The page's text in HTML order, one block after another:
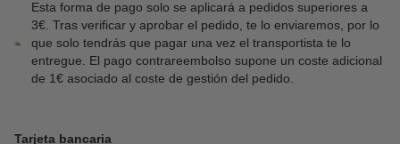
Esta forma de pago solo se aplicará a pedidos superiores a
3€. Tras verificar y aprobar el pedido, te lo enviaremos, por lo
que solo tendrás que pagar una vez el transportista te lo
entregue. El pago contrareembolso supone un coste adicional
de 1€ asociado al coste de gestión del pedido.
Tarjeta bancaria